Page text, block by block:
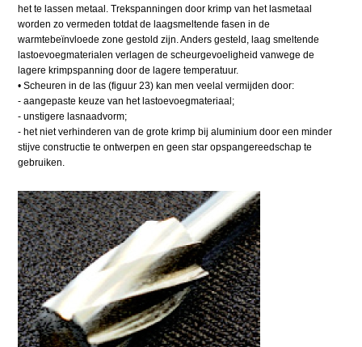
het te lassen metaal. Trekspanningen door krimp van het lasmetaal
worden zo vermeden totdat de laagsmeltende fasen in de
warmtebeïnvloede zone gestold zijn. Anders gesteld, laag smeltende
lastoevoegmaterialen verlagen de scheurgevoeligheid vanwege de
lagere krimpspanning door de lagere temperatuur.
• Scheuren in de las (figuur 23) kan men veelal vermijden door:
- aangepaste keuze van het lastoevoegmateriaal;
- unstigere lasnaadvorm;
- het niet verhinderen van de grote krimp bij aluminium door een minder
stijve constructie te ontwerpen en geen star opspangereedschap te
gebruiken.